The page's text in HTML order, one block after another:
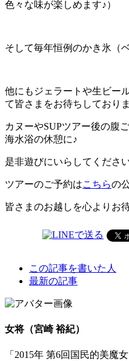
色々な味が楽しめます♪）
そして毎年恒例のかき氷（
他にもジェラートや生ビー
て皆さまをお待ちしており
カヌーやSUPツアー後の腹
海水浴の休憩に♪
是非遊びにいらしてください
ツアーのご予約はこちらの
皆さまのお越しを心よりお
following
tabs
change
content
below.
この記事を書いた人
最新の記事
女将（宮崎 裕紀）
「2015年 第6回国民的美魔